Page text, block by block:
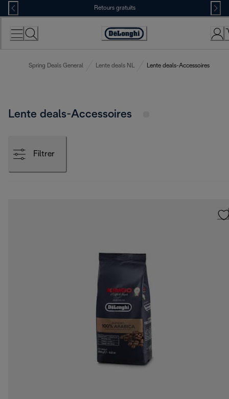
Skip
to
Content
Retours gratuits
Déclaration
Spring Deals General Lente deals NL Lente deals-Accessoires
Lente deals-Accessoires
Filtrer